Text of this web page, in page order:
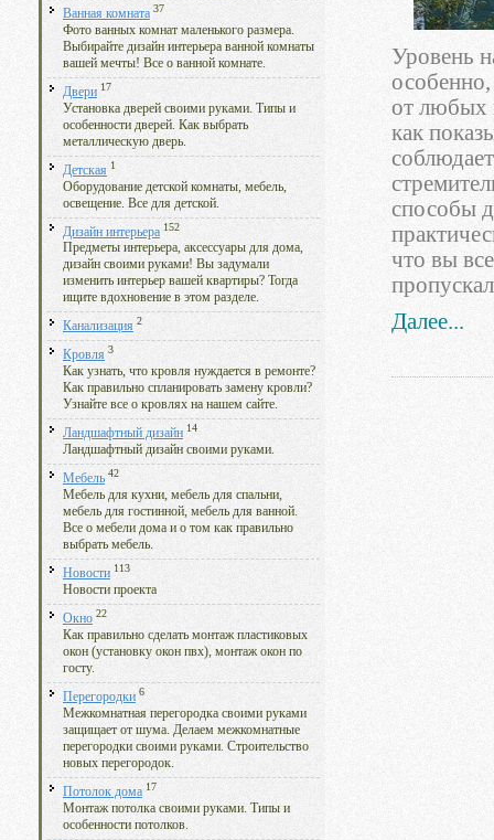
Ванная комната 37
Фото ванных комнат маленького размера.
Выбирайте дизайн интерьера ванной комнаты
вашей мечты! Все о ванной комнате.
Двери 17
Установка дверей своими руками. Типы и
особенности дверей. Как выбрать
металлическую дверь.
Детская 1
Оборудование детской комнаты, мебель,
освещение. Все для детской.
Дизайн интерьера 152
Предметы интерьера, аксессуары для дома,
дизайн своими руками! Вы задумали
изменить интерьер вашей квартиры? Тогда
ищите вдохновение в этом разделе.
Канализация 2
Кровля 3
Как узнать, что кровля нуждается в ремонте?
Как правильно спланировать замену кровли?
Узнайте все о кровлях на нашем сайте.
Ландшафтный дизайн 14
Ландшафтный дизайн своими руками.
Мебель 42
Мебель для кухни, мебель для спальни,
мебель для гостинной, мебель для ванной.
Все о мебели дома и о том как правильно
выбрать мебель.
Новости 113
Новости проекта
Окно 22
Как правильно сделать монтаж пластиковых
окон (установку окон пвх), монтаж окон по
госту.
Перегородки 6
Межкомнатная перегородка своими руками
защищает от шума. Делаем межкомнатные
перегородки своими руками. Строительство
новых перегородок.
Потолок дома 17
Монтаж потолка своими руками. Типы и
особенности потолков.
Уровень
от любых
как
способы
что вы
Далее...